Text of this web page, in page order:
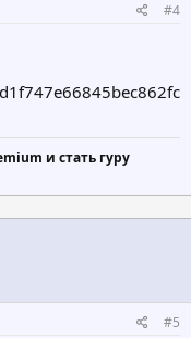
#4
и стать гуру
#5